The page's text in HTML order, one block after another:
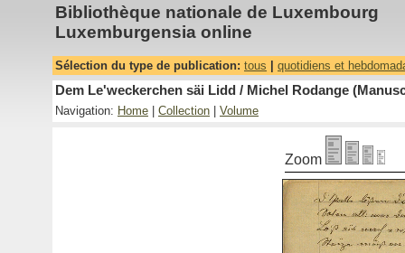
Bibliothèque nationale de Luxembourg
Luxemburgensia online
Sélection du type de publication: tous quotidiens et
Dem Le'weckerchen säi Lidd / Michel Rodange
Navigation: Home Collection Volume
Zoom